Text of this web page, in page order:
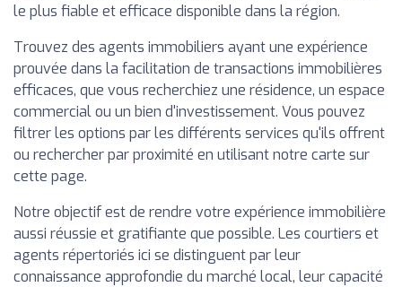
le plus fiable et efficace disponible dans la région.
Trouvez des agents immobiliers ayant une expérience
prouvée dans la facilitation de transactions immobilières
efficaces, que vous recherchiez une résidence, un espace
commercial ou un bien d'investissement. Vous pouvez
filtrer les options par les différents services qu'ils offrent
ou rechercher par proximité en utilisant notre carte sur
cette page.
Notre objectif est de rendre votre expérience immobilière
aussi réussie et gratifiante que possible. Les courtiers et
agents répertoriés ici se distinguent par leur
connaissance approfondie du marché local, leur capacité